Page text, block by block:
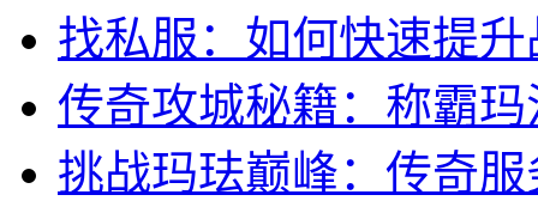
找私服：如何快速提
传奇攻城秘籍：称霸
挑战玛珐巅峰：传奇